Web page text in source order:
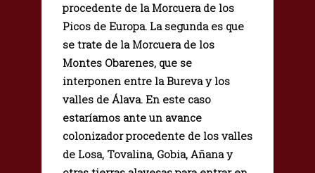
procedente de la Morcuera de los
Picos de Europa. La segunda es que
se trate de la Morcuera de los
Montes Obarenes, que se
interponen entre la Bureva y los
valles de Álava. En este caso
estaríamos ante un avance
colonizador procedente de los valles
de Losa, Tovalina, Gobia, Añana y